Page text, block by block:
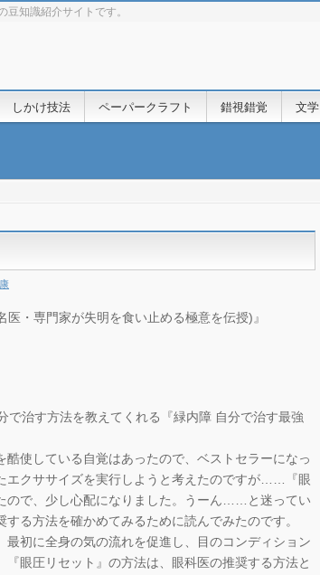
知識紹介サイトです。
しかけ技法 ペーパークラフト 錯視錯覚 文学
・専門家が失明を食い止める極意を伝授)』
治す方法を教えてくれる『緑内障 自分で治す最強
使している自覚はあったので、ベストセラーになっ
エクササイズを実行しようと考えたのですが……『眼
ので、少し心配になりました。うーん……と迷ってい
る方法を確かめてみるために読んでみたのです。
初に全身の気の流れを促進し、目のコンディション
眼圧リセット』の方法は、眼科医の推奨する方法と